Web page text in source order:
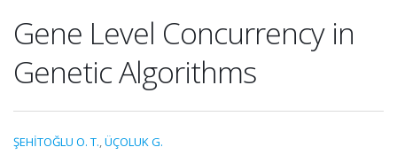
Gene Level Concurrency in
Genetic Algorithms
ŞEHİTOĞLU O. T.,ÜÇOLUK G.